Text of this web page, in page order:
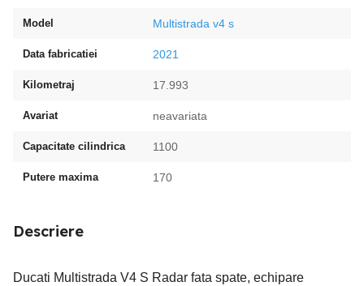
Model Multistrada v4 s
Data fabricatiei 2021
Kilometraj 17.993
Avariat neavariata
Capacitate cilindrica 1100
Putere maxima 170
Descriere
Ducati Multistrada V4 S Radar fata spate, echipare